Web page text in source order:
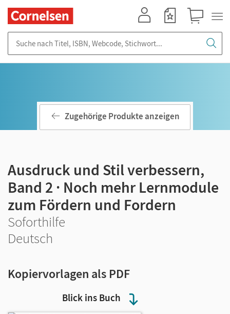
Blick ins Buch
Zugehörige Produkte anzeigen
Ausdruck und Stil verbessern,
Band 2 · Noch mehr Lernmodule
zum Fördern und Fordern
Soforthilfe
Deutsch
Kopiervorlagen als PDF